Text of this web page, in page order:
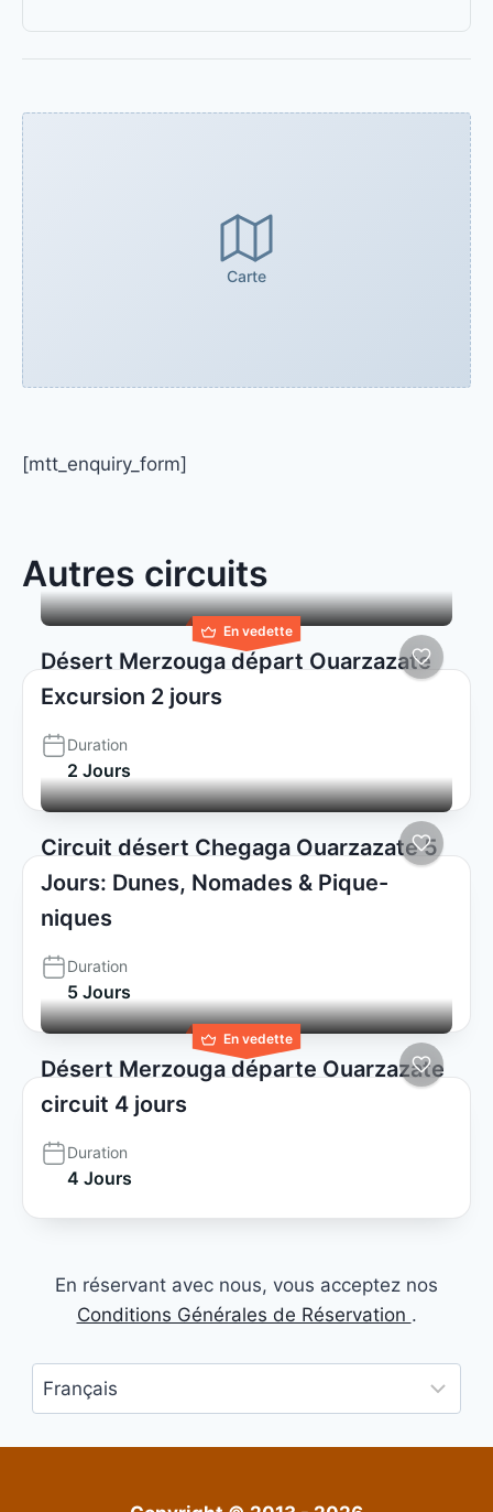
Carte
[mtt_enquiry_form]
Autres circuits
En vedette
Désert Merzouga départ Ouarzazate
Excursion 2 jours
Duration
2 Jours
Circuit désert Chegaga Ouarzazate 5
Jours: Dunes, Nomades & Pique-
niques
Duration
5 Jours
En vedette
Désert Merzouga départe Ouarzazate
circuit 4 jours
Duration
4 Jours
En réservant avec nous, vous acceptez nos
Conditions Générales de Réservation .
Choisir
une